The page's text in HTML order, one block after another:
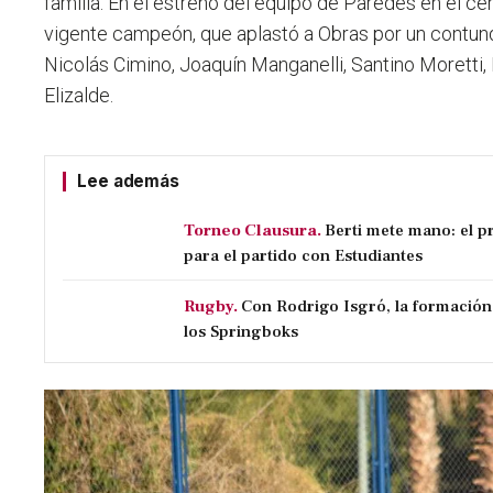
vigente campeón, que aplastó a Obras por un
Nicolás Cimino, Joaquín Manganelli, Santino
Elizalde.
Lee además
Torneo Clausura. Berti mete mano: el
para el partido con Estudiantes
Rugby. Con Rodrigo Isgró, la
los Springboks